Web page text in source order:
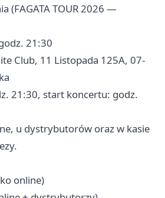
(FAGATA TOUR 2026 —
21:30
Club, 11 Listopada 125A, 07-
21:30, start koncertu: godz.
u dystrybutorów oraz w kasie
online)